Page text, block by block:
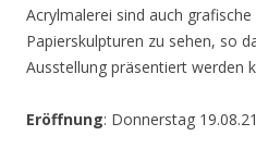
Acrylmalerei sind auch
Papierskulpturen zu sehen, so
Ausstellung präsentiert werden
Eröffnung: Donnerstag